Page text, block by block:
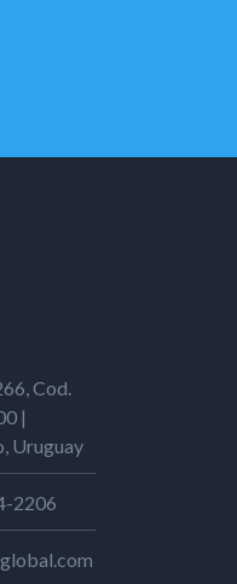
Cod.
|
Uruguay
2206